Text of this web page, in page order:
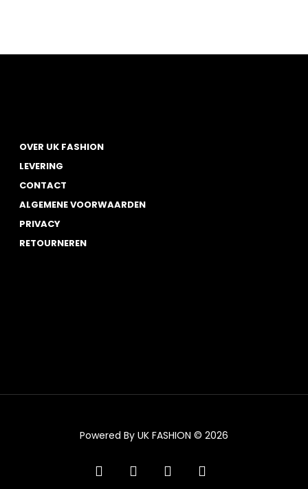
op
op
OVER UK FASHION
LEVERING
CONTACT
ALGEMENE VOORWAARDEN
PRIVACY
RETOURNEREN
Powered By UK FASHION © 2026
facebookinstagramtiktok trustpilot